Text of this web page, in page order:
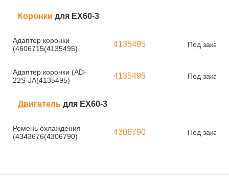
Коронки для EX60-3
Адаптер коронки
(4606715(4135495)
4135495 Под заказ
Адаптер коронки (AD-
22S-JA(4135495)
4135495 Под заказ
Двигатель для EX60-3
Ремень охлаждения
(4343676(4306790)
4306790 Под заказ